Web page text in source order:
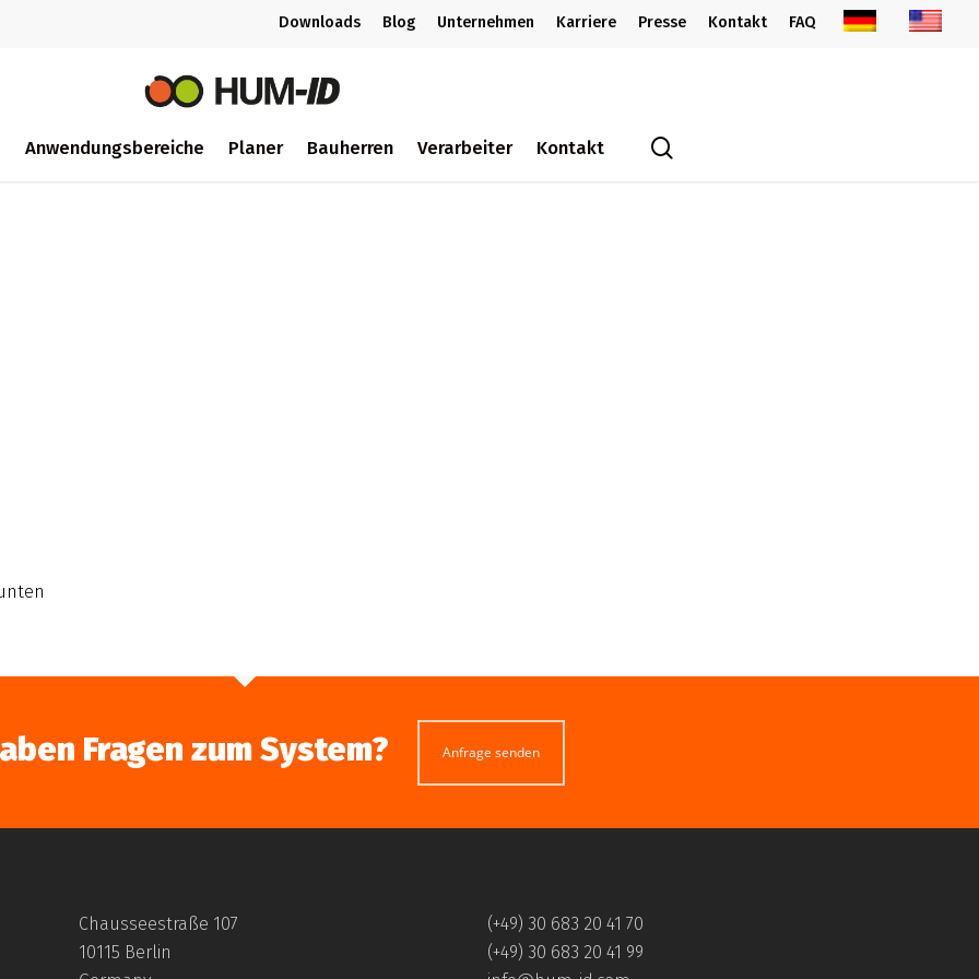
Downloads Blog Unternehmen Karriere Presse Kontakt FAQ
Anwendungsbereiche Planer Bauherren Verarbeiter Kontakt
Fragen zum System? Anfrage senden
Chausseestraße 107
10115 Berlin
(+49) 30 683 20 41 70
(+49) 30 683 20 41 99